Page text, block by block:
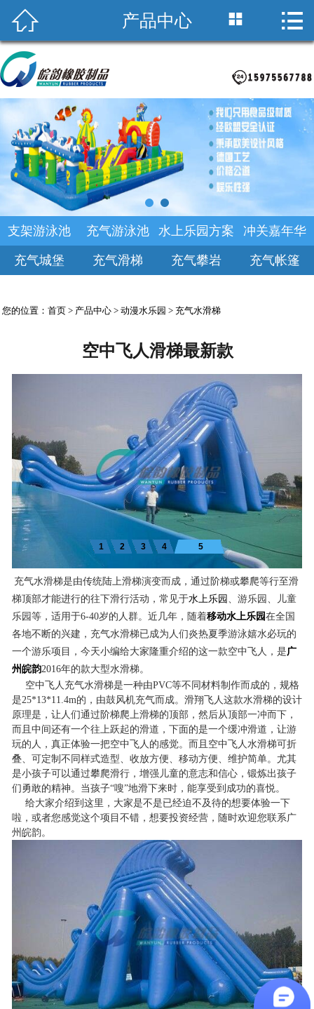
首页
积木海洋池
支架游泳池
产品中心
乐园规划
新闻中心
诚聘英才
 产品中心  
支架游泳池 充气游泳池 水上乐园方案 冲关嘉年华
充气城堡 充气滑梯 充气攀岩 充气帐篷
您的位置： 首页 > 产品中心 > 动漫水乐园 > 充气水滑梯
空中飞人滑梯最新款
1 2 3 4 5
充气水滑梯是由传统陆上滑梯演变而成，通过阶梯或攀爬等行至滑
梯顶部才能进行的往下滑行活动，常见于水上乐园 、游乐园、儿童
乐园等，适用于6-40岁的人群。近几年，随着移动水上乐园在全国
各地不断的兴建，充气水滑梯已成为人们炎热夏季游泳嬉水必玩的
一个游乐项目，今天小编给大家隆重介绍的这一款空中飞人，是广
州皖韵2016年的款大型水滑梯。
空中飞人充气水滑梯是一种由PVC等不同材料制作而成的，规格
是25*13*11.4m的，由鼓风机充气而成。滑翔飞人这款水滑梯的设计
原理是，让人们通过阶梯爬上滑梯的顶部，然后从顶部一冲而下，
而且中间还有一个往上跃起的滑道，下面的是一个缓冲滑道，让游
玩的人，真正体验一把空中飞人的感觉。而且空中飞人水滑梯可折
叠、可定制不同样式造型、收放方便、移动方便、维护简单。尤其
是小孩子可以通过攀爬滑行，增强儿童的意志和信心，锻炼出孩子
们勇敢的精神。当孩子“嗖”地滑下来时，能享受到成功的喜悦。
给大家介绍到这里，大家是不是已经迫不及待的想要体验一下
啦，或者您感觉这个项目不错，想要投资经营，随时欢迎您联系广
州皖韵。